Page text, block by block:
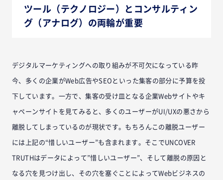
ツール（テクノロジー）とコンサルティン
グ（アナログ）の両輪が重要
デジタルマーケティングへの取り組みが不可欠になっている昨
今、多くの企業がWeb広告やSEOといった集客の部分に予算を投
下しています。一方で、集客の受け皿となる企業Webサイトやキ
ャペーンサイトを見てみると、多くのユーザーがUI/UXの悪さから
離脱してしまっているのが現状です。もちろんこの離脱ユーザー
には上記の“惜しいユーザー”も含まれます。そこでUNCOVER
TRUTHはデータによって”惜しいユーザー”、そして離脱の原因と
なる穴を見つけ出し、その穴を塞ぐことによってWebビジネスの